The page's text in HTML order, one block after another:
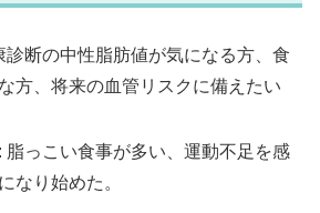
診断の中性脂肪値が気になる方、食
方、将来の血管リスクに備えたい
: 脂っこい食事が多い、運動不足を感
なり始めた。